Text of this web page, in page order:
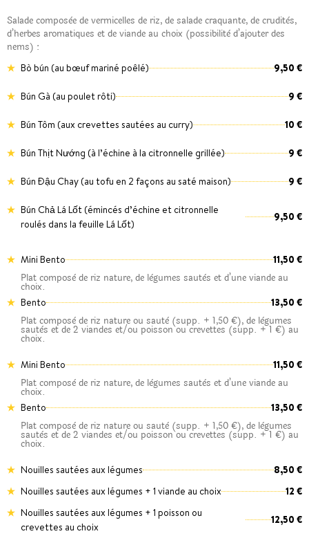
Salade composèe de vermicelles de riz, de salade craquante, de cruditès,
d’herbes aromatiques et de viande au choix (possibilitè d’ajouter des
nems) :
Bò bún (au bœuf mariné poêlé)
9,50 €
Bún Gà (au poulet rôti) 9 €
Bún Tôm (aux crevettes sautées au curry) 10 €
Bún Thịt Nướng (à l’échine à la citronnelle grillée) 9 €
Bún Đậu Chay (au tofu en 2 façons au saté maison) 9 €
Bún Chả Lá Lốt (émincés d’échine et citronnelle
roulés dans la feuille Lá Lốt)
9,50 €
Mini Bento
11,50 €
Plat composè de riz nature, de lègumes sautès et d’une viande au
choix.
Bento
13,50 €
Plat composè de riz nature ou sautè (supp. + 1,50 €), de lègumes
sautès et de 2 viandes et/ou poisson ou crevettes (supp. + 1 €) au
choix.
Mini Bento
11,50 €
Plat composè de riz nature, de lègumes sautès et d’une viande au
choix.
Bento
13,50 €
Plat composè de riz nature ou sautè (supp. + 1,50 €), de lègumes
sautès et de 2 viandes et/ou poisson ou crevettes (supp. + 1 €) au
choix.
Nouilles sautées aux légumes
8,50 €
Nouilles sautées aux légumes + 1 viande au choix
12 €
Nouilles sautées aux légumes + 1 poisson ou
crevettes au choix
12,50 €